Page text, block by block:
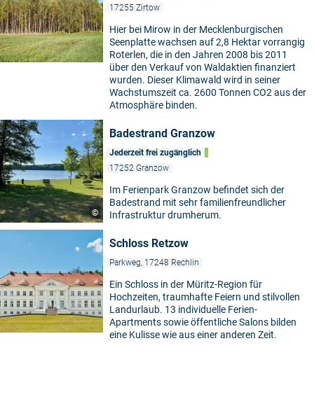
17255 Zirtow
Hier bei Mirow in der Mecklenburgischen
Seenplatte wachsen auf 2,8 Hektar vorrangig
Roterlen, die in den Jahren 2008 bis 2011
über den Verkauf von Waldaktien finanziert
wurden. Dieser Klimawald wird in seiner
Wachstumszeit ca. 2600 Tonnen CO2 aus der
Atmosphäre binden.
©
Badestrand Granzow
Jederzeit frei zugänglich
17252 Granzow
Im Ferienpark Granzow befindet sich der
Badestrand mit sehr familienfreundlicher
Infrastruktur drumherum.
Schloss Retzow
Parkweg, 17248 Rechlin
Ein Schloss in der Müritz-Region für
Hochzeiten, traumhafte Feiern und stilvollen
Landurlaub. 13 individuelle Ferien-
Apartments sowie öffentliche Salons bilden
eine Kulisse wie aus einer anderen Zeit.